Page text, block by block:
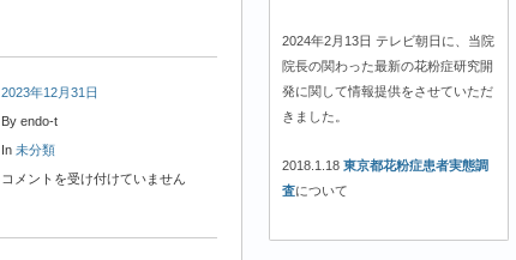
2023年12月31日
By endo-t
In 未分類
2023
コメントを受け付けていません
2024年2月13日 テレビ朝日に、当院
院長の関わった最新の花粉症研究開
発に関して情報提供をさせていただ
きました。
2018.1.18 東京都花粉症患者実態調
査について